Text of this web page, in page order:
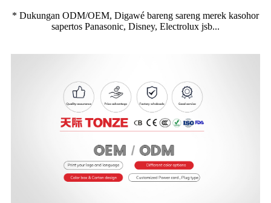
* Dukungan ODM/OEM, Digawé bareng sareng merek kasohor
sapertos Panasonic, Disney, Electrolux jsb...